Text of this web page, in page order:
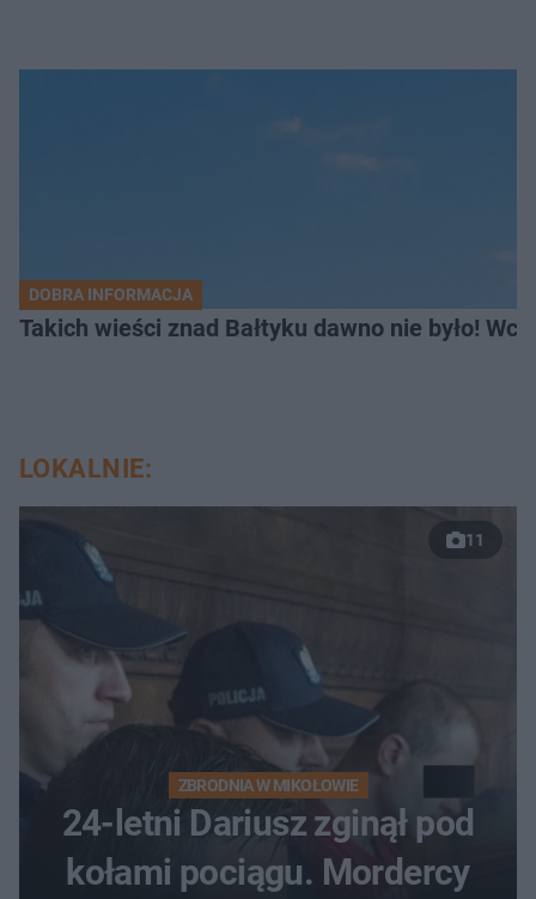
DOBRA INFORMACJA
Takich wieści znad Bałtyku dawno nie było!
LOKALNIE:
11
ZBRODNIA W MIKOŁOWIE
24-letni Dariusz zginął pod
kołami pociągu. Mordercy